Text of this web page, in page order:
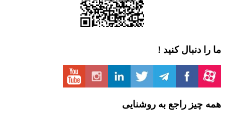
دنبال کنید !
چیز راجع به روشنایی